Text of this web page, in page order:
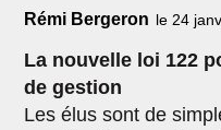
Rémi Bergeron le 24
La nouvelle loi 122
de gestion
Les élus sont de